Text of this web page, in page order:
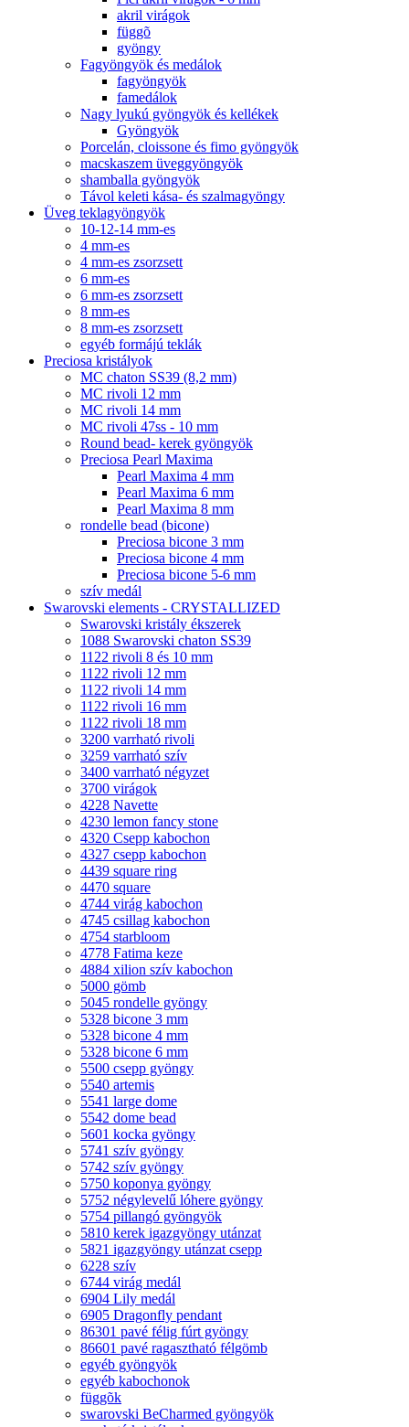
akril virágok
függõ
gyöngy
Fagyöngyök és medálok
fagyöngyök
famedálok
Nagy lyukú gyöngyök és kellékek
Gyöngyök
Porcelán, cloissone és fimo gyöngyök
macskaszem üveggyöngyök
shamballa gyöngyök
Távol keleti kása- és szalmagyöngy
Üveg teklagyöngyök
10-12-14 mm-es
4 mm-es
4 mm-es zsorzsett
6 mm-es
6 mm-es zsorzsett
8 mm-es
8 mm-es zsorzsett
egyéb formájú teklák
Preciosa kristályok
MC chaton SS39 (8,2 mm)
MC rivoli 12 mm
MC rivoli 14 mm
MC rivoli 47ss - 10 mm
Round bead- kerek gyöngyök
Preciosa Pearl Maxima
Pearl Maxima 4 mm
Pearl Maxima 6 mm
Pearl Maxima 8 mm
rondelle bead (bicone)
Preciosa bicone 3 mm
Preciosa bicone 4 mm
Preciosa bicone 5-6 mm
szív medál
Swarovski elements - CRYSTALLIZED
Swarovski kristály ékszerek
1088 Swarovski chaton SS39
1122 rivoli 8 és 10 mm
1122 rivoli 12 mm
1122 rivoli 14 mm
1122 rivoli 16 mm
1122 rivoli 18 mm
3200 varrható rivoli
3259 varrható szív
3400 varrható négyzet
3700 virágok
4228 Navette
4230 lemon fancy stone
4320 Csepp kabochon
4327 csepp kabochon
4439 square ring
4470 square
4744 virág kabochon
4745 csillag kabochon
4754 starbloom
4778 Fatima keze
4884 xilion szív kabochon
5000 gömb
5045 rondelle gyöngy
5328 bicone 3 mm
5328 bicone 4 mm
5328 bicone 6 mm
5500 csepp gyöngy
5540 artemis
5541 large dome
5542 dome bead
5601 kocka gyöngy
5741 szív gyöngy
5742 szív gyöngy
5750 koponya gyöngy
5752 négylevelű lóhere gyöngy
5754 pillangó gyöngyök
5810 kerek igazgyöngy utánzat
5821 igazgyöngy utánzat csepp
6228 szív
6744 virág medál
6904 Lily medál
6905 Dragonfly pendant
86301 pavé félig fúrt gyöngy
86601 pavé ragasztható félgömb
egyéb gyöngyök
egyéb kabochonok
függõk
swarovski BeCharmed gyöngyök